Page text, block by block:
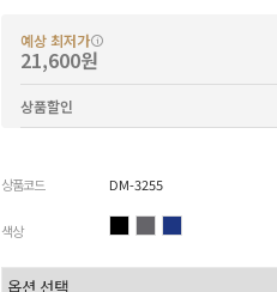
예상 최저가
21,600원
상품할인
상품코드 DM-3255
색상